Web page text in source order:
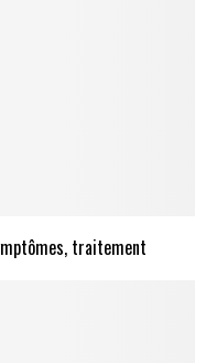
traitement